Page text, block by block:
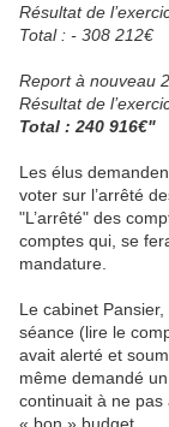
Résultat de
Total : - 308 212€
Report à nouveau
Résultat de
Total : 240 916€"
Les élus
voter sur l’arrêté
"L’arrêté" des
comptes qui, se
mandature.
Le cabinet
séance (lire le
avait alerté et
même demandé
continuait à ne